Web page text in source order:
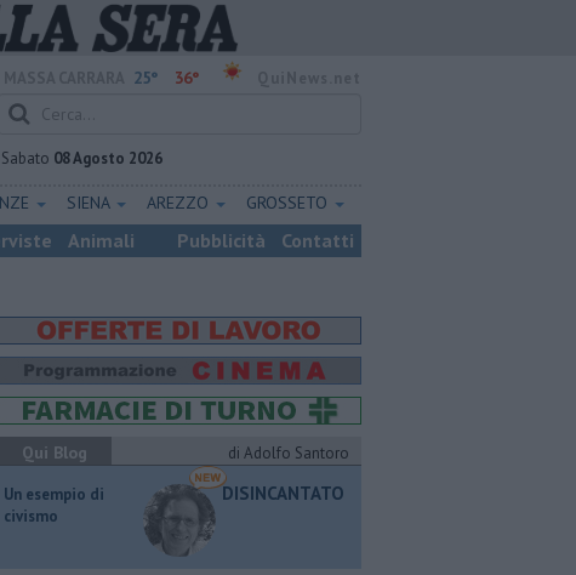
25° 36°
Sabato 08 Agosto 2026
SIENA AREZZO GROSSETO
Animali Pubblicità Contatti
Qui Blog
di Adolfo Santoro
​Un esempio di
civismo
DISINCANTATO